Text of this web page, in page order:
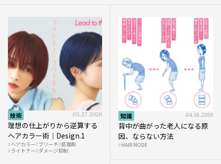
技術 03.27.2026
理想の仕上がりから逆算する
ヘアカラー術｜Design.1
ヘアカラー ブリーチ 処理剤
ライトナー ダメージ抑制
知識 04.18.2018
背中が曲がった老人になる原
因、ならない方法
HAIR MODE